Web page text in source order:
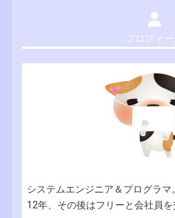
プロフィ
システムエンジニア＆プログラ
12年、その後はフリーと会社員を